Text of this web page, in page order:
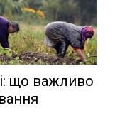
що важливо